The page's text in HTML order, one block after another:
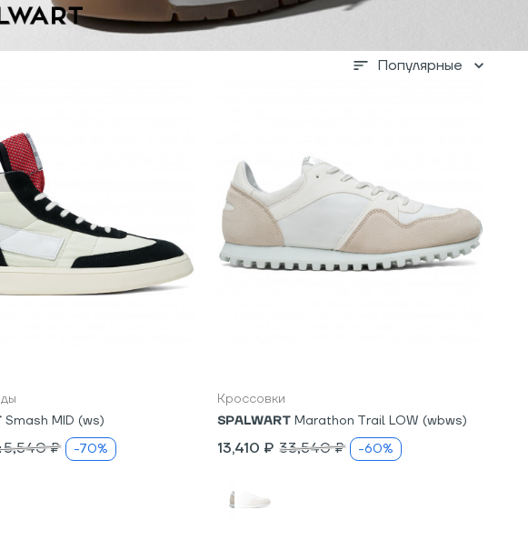
Популярные
Smash MID (ws)
₽ -70%
Кроссовки
SPALWART Marathon Trail LOW (wbws)
13,410 ₽ 33,540 ₽ -60%